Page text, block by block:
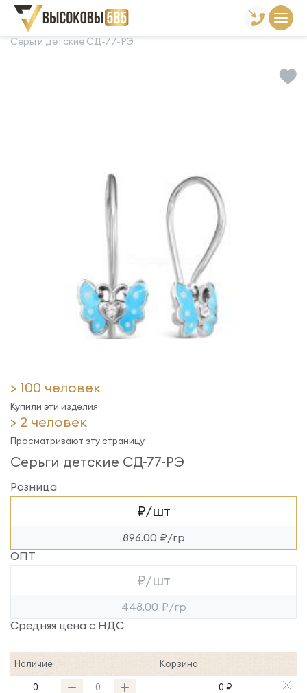
Главная Склад готовой продукции
Серьги детские СД-77-РЭ
> 100 человек
Купили эти изделия
> 2 человек
Просматривают эту страницу
Серьги детские СД-77-РЭ
Розница
₽/шт
896.00 ₽/гр
ОПТ
₽/шт
448.00 ₽/гр
Средняя цена с НДС
Наличие Корзина
0 0 ₽